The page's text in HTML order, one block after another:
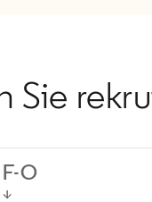
Sie
F-O